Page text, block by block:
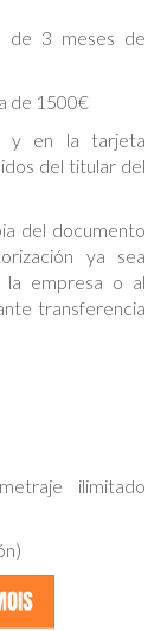
de 3 meses de
de 1500€
y en la tarjeta
del titular del
del documento
ya sea
la empresa o al
transferencia
ilimitado